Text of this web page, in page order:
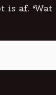
is af. Wat